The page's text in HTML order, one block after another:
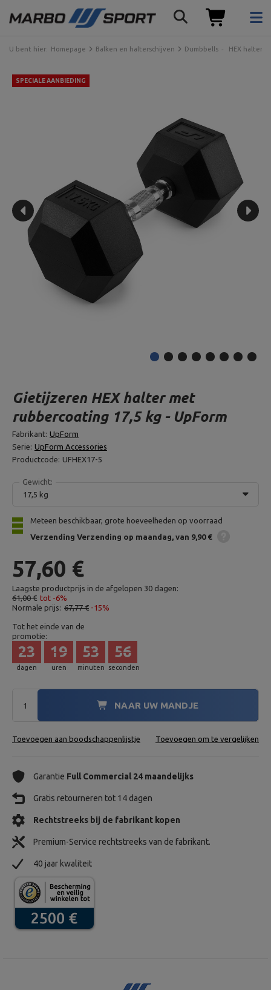
U bent hier: Homepage Balken en halterschijven Dumbbells HEX halters
SPECIALE AANBIEDING
Gietijzeren HEX halter met
rubbercoating 17,5 kg - UpForm
Fabrikant: UpForm
Serie: UpForm Accessories
Productcode: UFHEX17-5
Gewicht:
17,5 kg
Meteen beschikbaar, grote hoeveelheden op voorraad
Verzending Verzending op maandag van 9,90 €
57,60 €
Laagste productprijs in de afgelopen 30 dagen:
61,00 € tot -6%
Normale prijs: 67,77 € -15%
Tot het einde van de
promotie:
dagen
23
uren
19
minuten
53
seconden
55
NAAR UW MANDJE
Toevoegen aan boodschappenlijstje Toevoegen om te vergelijken
Garantie Full Commercial 24 maandelijks
Gratis retourneren tot 14 dagen
Rechtstreeks bij de fabrikant kopen
Premium-Service rechtstreeks van de fabrikant.
40 jaar kwaliteit